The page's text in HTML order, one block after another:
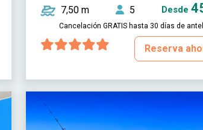
7,50 m 5 Desde
Cancelación GRATIS hasta 30 días de
Reserva